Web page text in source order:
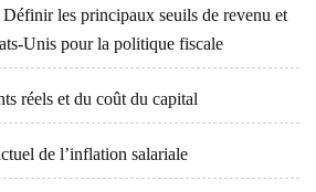
les principaux seuils de revenu et
Unis pour la politique fiscale
réels et du coût du capital
de l’inflation salariale